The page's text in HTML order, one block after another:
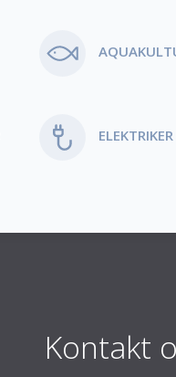
ELEKTRIKER
Kontakt